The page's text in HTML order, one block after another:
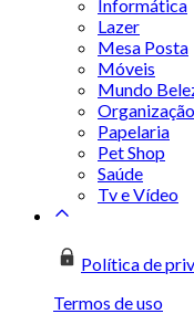
Informática
Lazer
Mesa Posta
Móveis
Mundo
Organização
Papelaria
Pet Shop
Saúde
Tv e Vídeo
Política de
Termos de uso